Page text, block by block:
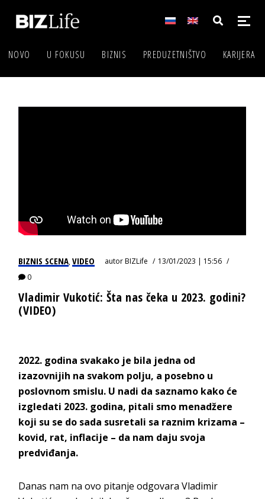
NOVO U FOKUSU BIZNIS PREDUZETNIŠTVO KARIJERA
BIZNIS SCENA,VIDEO autorBIZLife
13/01/2023 | 15:56
0
Vladimir Vukotić: Šta nas čeka u 2023. godini?
(VIDEO)
2022. godina svakako je bila jedna od
izazovnijih na svakom polju, a posebno u
poslovnom smislu. U nadi da saznamo kako će
izgledati 2023. godina, pitali smo menadžere
koji su se do sada susretali sa raznim krizama –
kovid, rat, inflacije – da nam daju svoja
predviđanja.
Danas nam na ovo pitanje odgovara Vladimir